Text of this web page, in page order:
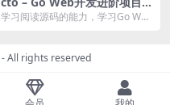
实战（基于gin框架共81课
学习阅读源码的能力，学习Go Web
- All rights reserved